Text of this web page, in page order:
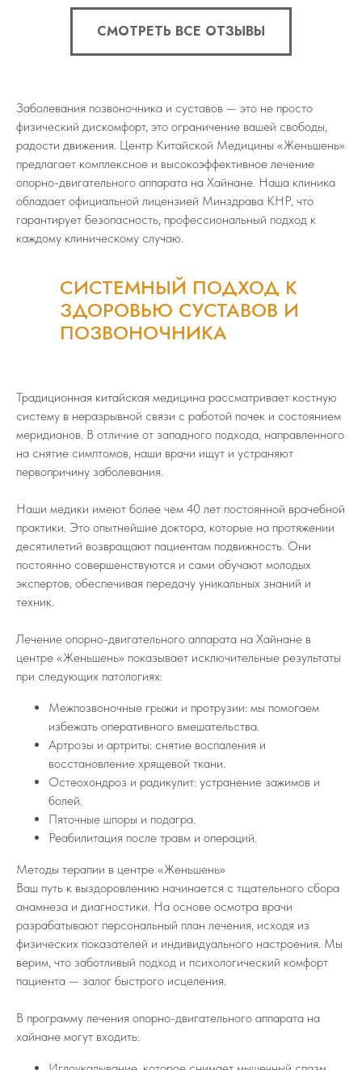
СМОТРЕТЬ ВСЕ ОТЗЫВЫ
Заболевания позвоночника и суставов — это не просто
физический дискомфорт, это ограничение вашей свободы,
радости движения. Центр Китайской Медицины «Женьшень»
предлагает комплексное и высокоэффективное лечение
опорно-двигательного аппарата на Хайнане. Наша клиника
обладает официальной лицензией Минздрава КНР, что
гарантирует безопасность, профессиональный подход к
каждому клиническому случаю.
СИСТЕМНЫЙ ПОДХОД К
ЗДОРОВЬЮ СУСТАВОВ И
ПОЗВОНОЧНИКА
Традиционная китайская медицина рассматривает костную
систему в неразрывной связи с работой почек и состоянием
меридианов. В отличие от западного подхода, направленного
на снятие симптомов, наши врачи ищут и устраняют
первопричину заболевания.
Наши медики имеют более чем 40 лет постоянной врачебной
практики. Это опытнейшие доктора, которые на протяжении
десятилетий возвращают пациентам подвижность. Они
постоянно совершенствуются и сами обучают молодых
экспертов, обеспечивая передачу уникальных знаний и
техник.
Лечение опорно-двигательного аппарата на Хайнане в
центре «Женьшень» показывает исключительные результаты
при следующих патологиях:
Межпозвоночные грыжи и протрузии: мы помогаем
избежать оперативного вмешательства.
Артрозы и артриты: снятие воспаления и
восстановление хрящевой ткани.
Остеохондроз и радикулит: устранение зажимов и
болей.
Пяточные шпоры и подагра.
Реабилитация после травм и операций.
Методы терапии в центре «Женьшень»
Ваш путь к выздоровлению начинается с тщательного сбора
анамнеза и диагностики. На основе осмотра врачи
разрабатывают персональный план лечения, исходя из
физических показателей и индивидуального настроения. Мы
верим, что заботливый подход и психологический комфорт
пациента — залог быстрого исцеления.
В программу лечения опорно-двигательного аппарата на
хайнане могут входить: